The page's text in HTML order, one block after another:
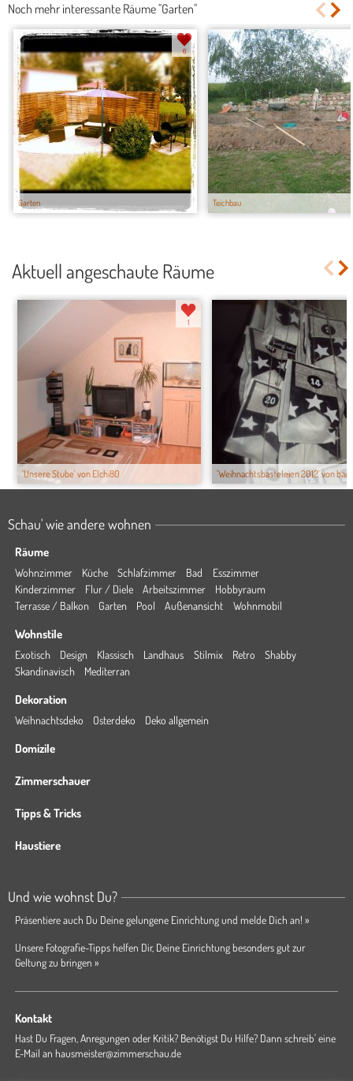
Noch mehr interessante Räume "Garten"
Garten
6
Teichbau
Aktuell angeschaute Räume
'Unsere Stube' von Elchi80
1
'Weihnachtsbasteleien 2012' von
Schau' wie andere wohnen
Räume
Wohnzimmer Küche Schlafzimmer Bad
Esszimmer
Kinderzimmer
Flur / Diele Arbeitszimmer
Hobbyraum
Terrasse / Balkon
Garten Pool Außenansicht Wohnmobil
Wohnstile
Exotisch Design Klassisch Landhaus Stilmix Retro
Shabby
Skandinavisch
Mediterran
Dekoration
Weihnachtsdeko Osterdeko Deko allgemein
Domizile
Zimmerschauer
Tipps & Tricks
Haustiere
Und wie wohnst Du?
Präsentiere auch Du Deine gelungene Einrichtung und melde Dich an! »
Unsere Fotografie-Tipps helfen Dir, Deine Einrichtung besonders gut zur
Geltung zu bringen »
Kontakt
Hast Du Fragen, Anregungen oder Kritik? Benötigst Du Hilfe? Dann schreib' eine
E-Mail an hausmeister@zimmerschau.de